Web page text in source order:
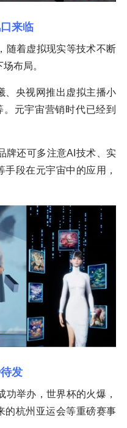
来临
随着虚拟现实等技术不断
布局。
、央视网推出虚拟主播小
元宇宙营销时代已经到
牌还可多注意AI技术、实
段在元宇宙中的应用，
发
功举办，世界杯的火爆，
的杭州亚运会等重磅赛事